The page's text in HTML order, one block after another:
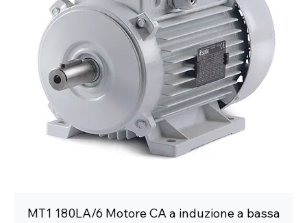
MT1 180LA/6 Motore CA a induzione a bassa